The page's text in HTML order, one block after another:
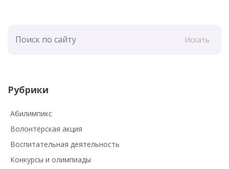
Искать
Рубрики
Абилимпикс
Волонтёрская акция
Воспитательная деятельность
Конкурсы и олимпиады